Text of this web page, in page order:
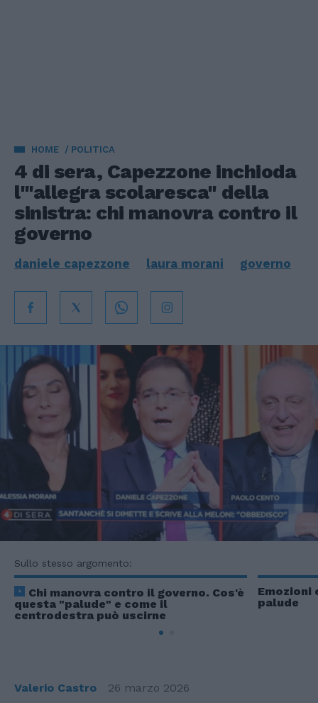
HOME POLITICA
4 di sera, Capezzone inchioda
l'"allegra scolaresca" della
sinistra: chi manovra contro il
governo
daniele capezzone laura morani governo
Sullo stesso argomento:
Chi manovra contro il governo. Cos'è
questa "palude" e come il
centrodestra può uscirne
Emozioni
palude
Valerio Castro 26 marzo 2026